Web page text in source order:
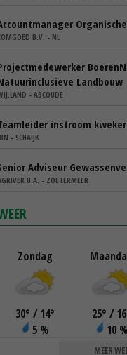
B.V. - NL
Landbouw
- ABCOUDE
instroom
- SCHAIJK
Adviseur
U.A. - ZOETERMEER
Zondag
30° / 14°
5 %
25° / 16
10 %
MEER